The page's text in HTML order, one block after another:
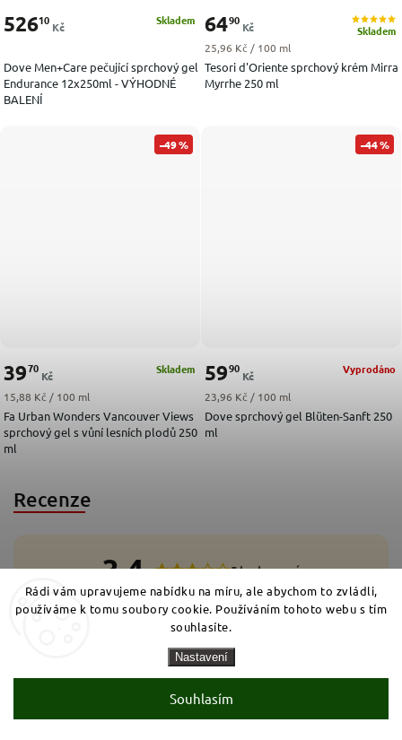
Rádi vám upravujeme nabídku na míru, ale abychom to zvládli,
používáme k tomu soubory cookie. Používáním tohoto webu s tím
souhlasíte.
Nastavení
Souhlasím
Dove Men+Care pečující sprchový gel
Endurance 12x250ml - VÝHODNÉ
BALENÍ
Skladem
52610
Kč
Tesori d'Oriente sprchový krém Mirra
Myrrhe 250 ml
Skladem
6490
Kč
Měrná cena:
25,96 Kč / 100 ml
–49 %
Fa Urban Wonders Vancouver Views
sprchový gel s vůní lesních plodů 250
ml
Skladem
3970
Kč
Měrná cena:
15,88 Kč / 100 ml
–44 %
Dove sprchový gel Blüten-Sanft 250
ml
Vyprodáno
5990
Kč
Měrná cena:
23,96 Kč / 100 ml
Recenze
3,4 5 hodnocení
5 2x
Přidat hodnocení